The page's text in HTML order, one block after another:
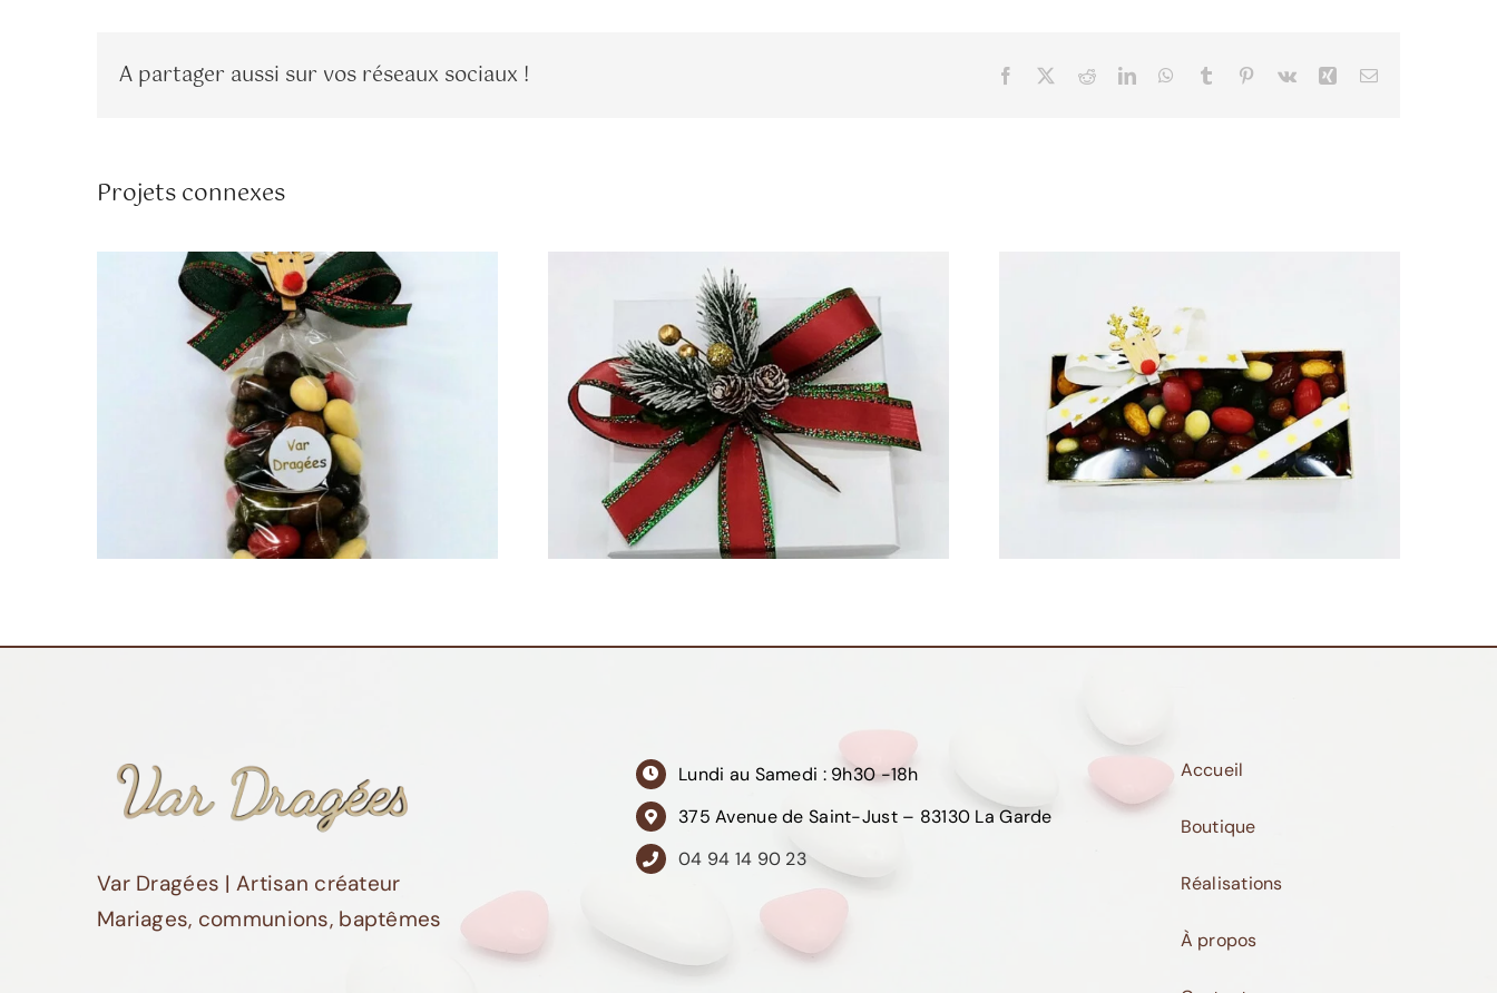
A partager aussi sur vos réseaux sociaux ! Facebook RedditLinkedInWhatsApp
Tumblr Pinterest
Vk XingEmail
Projets connexes
Var Dragées | Artisan créateur
Mariages, communions, baptêmes
Lundi au Samedi : 9h30 -18h
375 Avenue de Saint-Just – 83130 La Garde
04 94 14 90 23
Accueil
Boutique
Réalisations
À propos